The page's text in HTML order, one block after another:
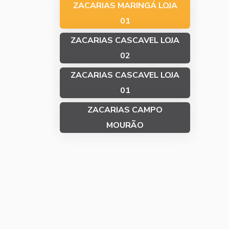
ZACARIAS MARINGÁ LOJA
01
ZACARIAS CASCAVEL LOJA
02
ZACARIAS CASCAVEL LOJA
01
ZACARIAS CAMPO
MOURÃO